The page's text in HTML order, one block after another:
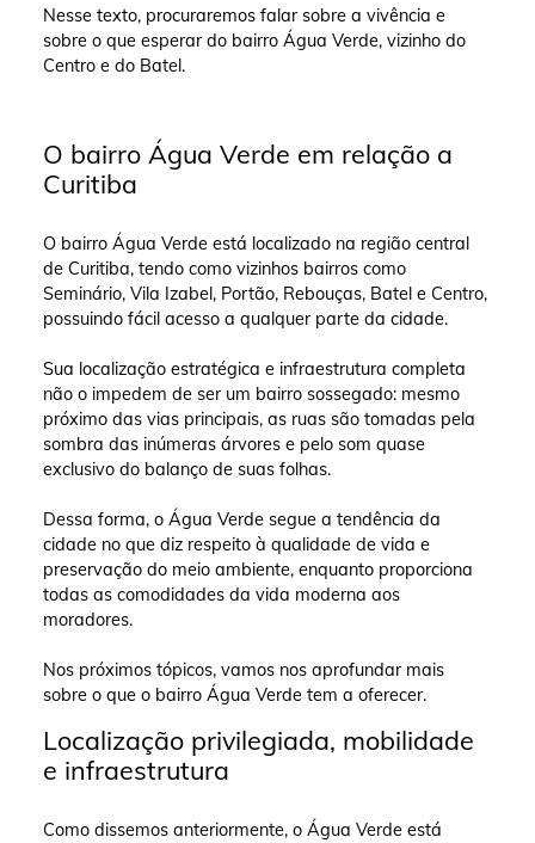
Nesse texto, procuraremos falar sobre a vivência e
sobre o que esperar do bairro Água Verde, vizinho do
Centro e do Batel.
O bairro Água Verde em relação a
Curitiba
O bairro Água Verde está localizado na região central
de Curitiba, tendo como vizinhos bairros como
Seminário, Vila Izabel, Portão, Rebouças, Batel e Centro,
possuindo fácil acesso a qualquer parte da cidade.
Sua localização estratégica e infraestrutura completa
não o impedem de ser um bairro sossegado: mesmo
próximo das vias principais, as ruas são tomadas pela
sombra das inúmeras árvores e pelo som quase
exclusivo do balanço de suas folhas.
Dessa forma, o Água Verde segue a tendência da
cidade no que diz respeito à qualidade de vida e
preservação do meio ambiente, enquanto proporciona
todas as comodidades da vida moderna aos
moradores.
Nos próximos tópicos, vamos nos aprofundar mais
sobre o que o bairro Água Verde tem a oferecer.
Localização privilegiada, mobilidade
e infraestrutura
Como dissemos anteriormente, o Água Verde está